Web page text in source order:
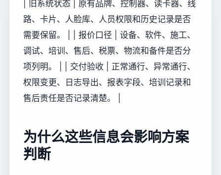
| 旧系统状态 | 原有品牌、控制器、读卡器、线
路、卡片、人脸库、人员权限和历史记录是否
需要保留。 | | 报价口径 | 设备、软件、施工、
调试、培训、售后、税票、物流和备件是否分
项列明。 | | 交付验收 | 正常通行、异常通行、
权限变更、日志导出、报表字段、培训记录和
售后责任是否记录清楚。 |
为什么这些信息会影响方案
判断